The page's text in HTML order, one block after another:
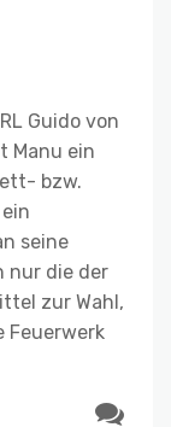
Guido von
Manu ein
bzw.
seine
nur die der
zur Wahl,
Feuerwerk